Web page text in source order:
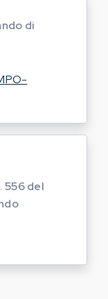
di
556 del